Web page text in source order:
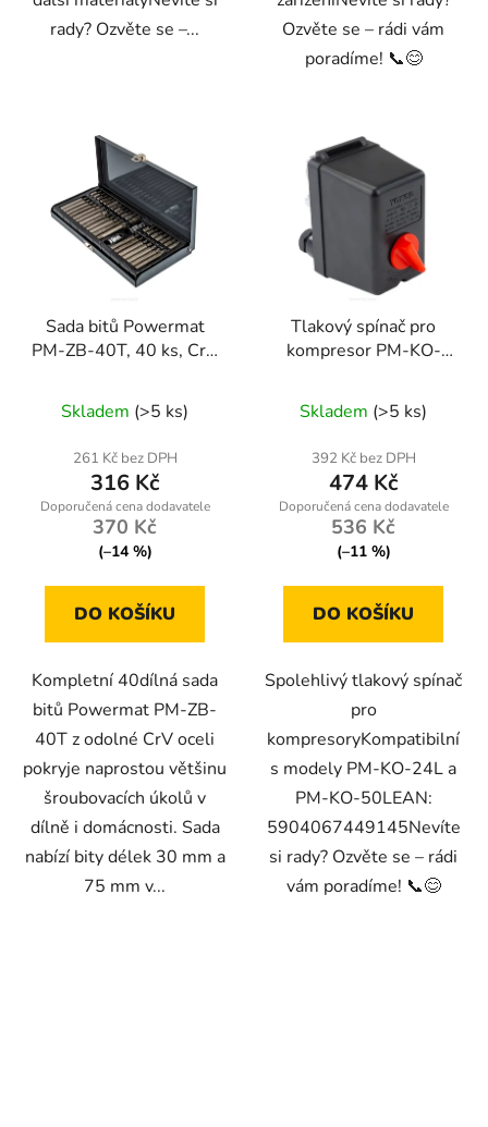
rady? Ozvěte se –...
Ozvěte se – rádi vám
poradíme! 📞😊
Sada bitů Powermat
PM-ZB-40T, 40 ks, CrV
Skladem (>5 ks)
261 Kč bez DPH
316 Kč
370 Kč
(–14 %)
DO KOŠÍKU
Kompletní 40dílná sada
bitů Powermat PM-ZB-
40T z odolné CrV oceli
pokryje naprostou většinu
šroubovacích úkolů v
dílně i domácnosti. Sada
nabízí bity délek 30 mm a
75 mm v...
Tlakový spínač pro
kompresor PM-KO-
Skladem (>5 ks)
392 Kč bez DPH
474 Kč
536 Kč
(–11 %)
DO KOŠÍKU
Spolehlivý tlakový spínač
pro
kompresoryKompatibilní
s modely PM-KO-24L a
PM-KO-50LEAN:
5904067449145Nevíte
si rady? Ozvěte se – rádi
vám poradíme! 📞😊